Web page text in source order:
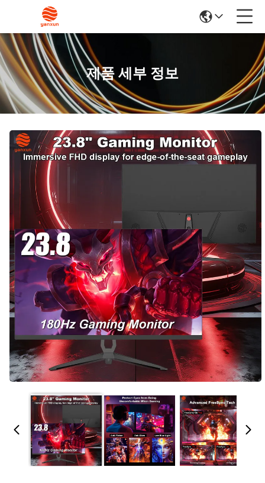
제품 세부 정보